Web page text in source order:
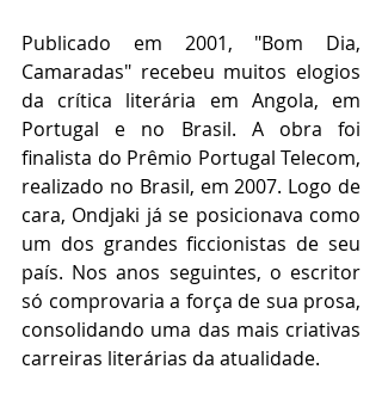
Publicado em 2001, "Bom Dia,
Camaradas" recebeu muitos elogios
da crítica literária em Angola, em
Portugal e no Brasil. A obra foi
finalista do Prêmio Portugal Telecom,
realizado no Brasil, em 2007. Logo de
cara, Ondjaki já se posicionava como
um dos grandes ficcionistas de seu
país. Nos anos seguintes, o escritor
só comprovaria a força de sua prosa,
consolidando uma das mais criativas
carreiras literárias da atualidade.